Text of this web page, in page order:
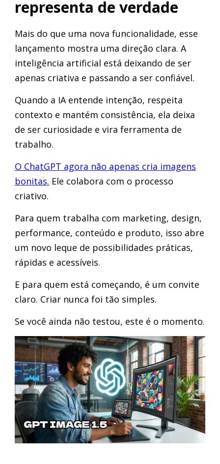
representa de verdade
Mais do que uma nova funcionalidade, esse
lançamento mostra uma direção clara. A
inteligência artificial está deixando de ser
apenas criativa e passando a ser confiável.
Quando a IA entende intenção, respeita
contexto e mantém consistência, ela deixa
de ser curiosidade e vira ferramenta de
trabalho.
O ChatGPT agora não apenas cria imagens
bonitas. Ele colabora com o processo
criativo.
Para quem trabalha com marketing, design,
performance, conteúdo e produto, isso abre
um novo leque de possibilidades práticas,
rápidas e acessíveis.
E para quem está começando, é um convite
claro. Criar nunca foi tão simples.
Se você ainda não testou, este é o momento.